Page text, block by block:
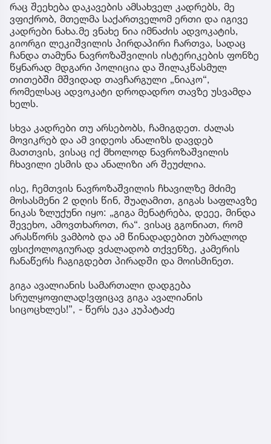
რაც შეეხება დაკავების ამსახველ კადრებს, მე
ვფიქრობ, მთელმა საქართველომ ერთი და იგივე
კადრები ნახა.მე ვნახე ნია იმნაძის ადვოკატის,
გიორგი ლეკიშვილის პირდაპირი ჩართვა, სადაც
ჩანდა თამუნა ნავროზაშვილის ისტერიკების ფონზე
წყნარად მდგარი პოლიცია და შილაკწასმულ
თითებში მშვიდად თავჩარგული „ნიაკო“,
რომელსაც ადვოკატი დროდადრო თავზე უსვამდა
ხელს.
სხვა კადრები თუ არსებობს, ჩამიგდეთ. ძალას
მოვიკრებ და ამ ვიდეოს ანალიზს დავდებ
მათთვის, ვისაც იქ მხოლოდ ნავროზაშვილის
ჩხავილი ესმის და ანალიზი არ შეუძლია.
ისე, ჩემთვის ნავროზაშვილის ჩხავილზე მძიმე
მოსასმენი 2 დღის წინ, შუაღამით, გიგას საფლავზე
ნიკას ზლუქუნი იყო: „გიგა მენატრება, დეეე, მინდა
შევეხო, ამოვთხაროთ, რა“. ვისაც გგონიათ, რომ
არასწორს ვამბობ და ამ წინადადებით უბრალოდ
ფსიქოლოგიურად ვძალადობ თქვენზე, კამერის
ჩანაწერს ჩაგიგდებთ პირადში და მოისმინეთ.
გიგა ავალიანის სამართალი დადგება
სრულყოფილად!ვფიცავ გიგა ავალიანის
სიცოცხლეს!”, - წერს ეკა კუპატაძე